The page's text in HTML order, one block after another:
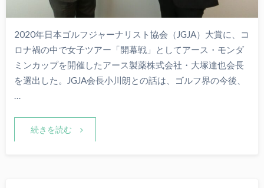
2020年日本ゴルフジャーナリスト協会（JGJA）大賞に、コ
ロナ禍の中で女子ツアー「開幕戦」としてアース・モンダ
ミンカップを開催したアース製薬株式会社・大塚達也会長
を選出した。JGJA会長小川朗との話は、ゴルフ界の今後、
続きを読む